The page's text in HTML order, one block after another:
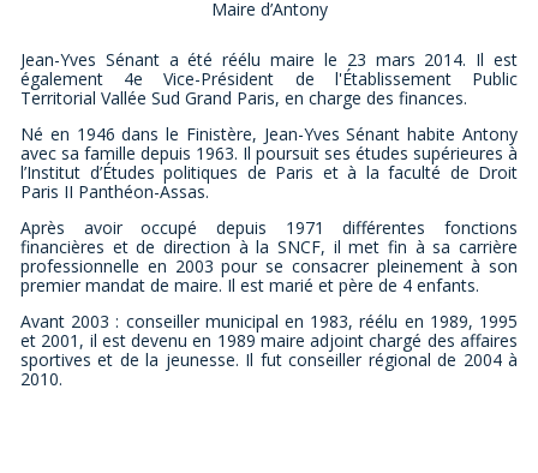
Maire d’Antony
Jean-Yves Sénant a été réélu maire le 23 mars 2014. Il est
également 4e Vice-Président de l'Établissement Public
Territorial Vallée Sud Grand Paris, en charge des finances.
Né en 1946 dans le Finistère, Jean-Yves Sénant habite Antony
avec sa famille depuis 1963. Il poursuit ses études supérieures à
l’Institut d’Études politiques de Paris et à la faculté de Droit
Paris II Panthéon-Assas.
Après avoir occupé depuis 1971 différentes fonctions
financières et de direction à la SNCF, il met fin à sa carrière
professionnelle en 2003 pour se consacrer pleinement à son
premier mandat de maire. Il est marié et père de 4 enfants.
Avant 2003 : conseiller municipal en 1983, réélu en 1989, 1995
et 2001, il est devenu en 1989 maire adjoint chargé des affaires
sportives et de la jeunesse. Il fut conseiller régional de 2004 à
2010.